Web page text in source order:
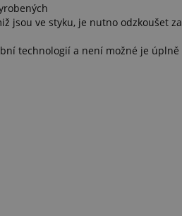
jsou ve styku, je nutno odzkoušet za
technologií a není možné je úplně